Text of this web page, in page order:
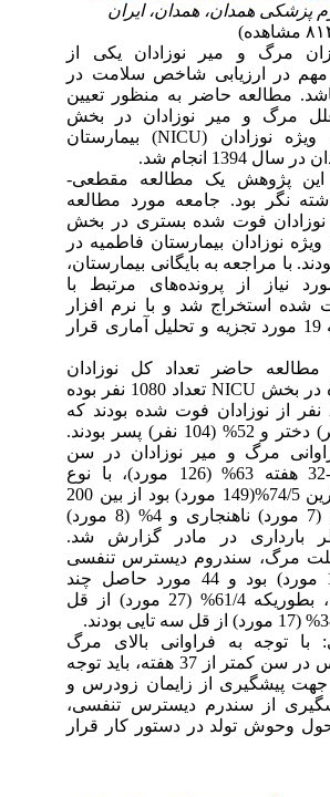
پزشکی همدان، همدان، ایران
مرگ و میر نوزادان یکی از
مهم در ارزیابی شاخص سلامت در
مطالعه حاضر به منظور تعیین
مرگ و میر نوزادان در بخش
مراقبت‌های ویژه نوزادان (NICU) بیمارستان
1394 انجام شد.
پژوهش یک مطالعه مقطعی-
نگر بود. جامعه مورد مطالعه
فوت شده بستری در بخش
نوزادان بیمارستان فاطمیه در
بودند. با مراجعه به بایگانی بیمارستان،
نیاز از پرونده‌های مرتبط با
شده استخراج شد و با نرم افزار
SPSS نسخه 19 مورد تجزیه و تحلیل آماری قرار
مطالعه حاضر تعداد کل نوزادان
بستری شده در بخش NICU تعداد 1080 نفر بوده
200 نفر از نوزادان فوت شده بودند که
48% (96 نفر) دختر و 52% (104 نفر) پسر بودند.
مرگ و میر نوزادان در سن
بارداری 28-32 هفته 63% (126 مورد)، با نوع
زایمان سزارین 74/5%(149 مورد) بود از بین 200
نوزاد، 3/5% (7 مورد) ناهنجاری و 4% (8 مورد)
بارداری در مادر گزارش شد.
مرگ، سندروم دیسترس تنفسی
74/5% (149 مورد) بود و 44 مورد حاصل چند
قلویی بودند، بطوریکه 61/4% (27 مورد) از قل
با توجه به فراوانی بالای مرگ
نوزادان نارس در سن کمتر از 37 هفته، باید توجه
پیشگیری از زایمان زودرس و
از سندرم دیسترس تنفسی،
وحوش تولد در دستور کار قرار